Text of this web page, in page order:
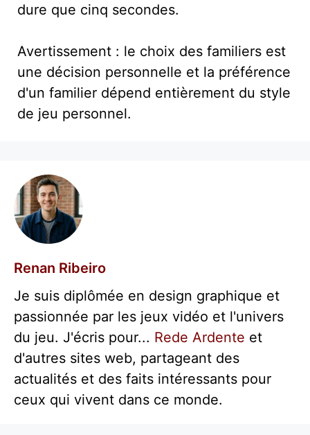
dure que cinq secondes.
Avertissement : le choix des familiers est
une décision personnelle et la préférence
d'un familier dépend entièrement du style
de jeu personnel.
Renan Ribeiro
Je suis diplômée en design graphique et
passionnée par les jeux vidéo et l'univers
du jeu. J'écris pour... Rede Ardente et
d'autres sites web, partageant des
actualités et des faits intéressants pour
ceux qui vivent dans ce monde.